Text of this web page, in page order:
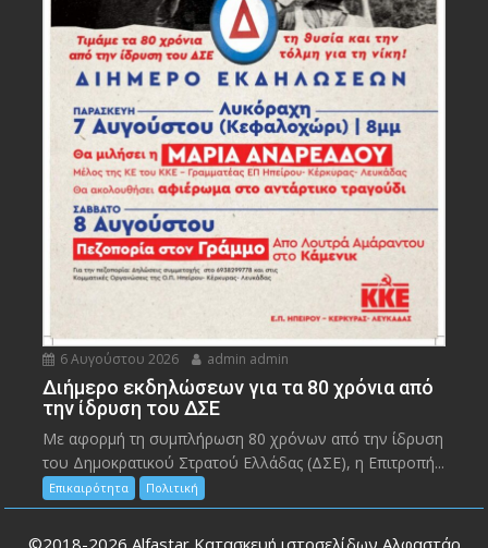
6 Αυγούστου 2026 admin admin
Διήμερο εκδηλώσεων για τα 80 χρόνια από
την ίδρυση του ΔΣΕ
Με αφορμή τη συμπλήρωση 80 χρόνων από την ίδρυση
του Δημοκρατικού Στρατού Ελλάδας (ΔΣΕ), η Επιτροπή...
Επικαιρότητα Πολιτική